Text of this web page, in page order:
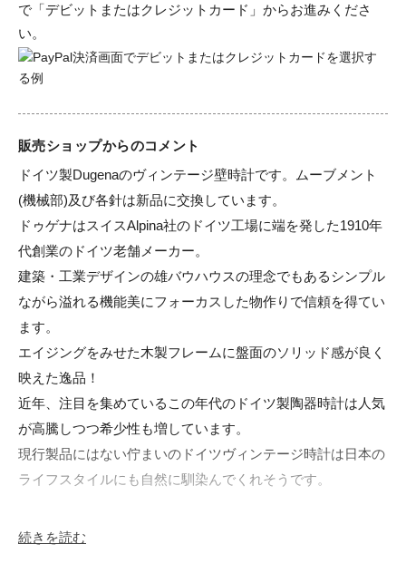
で「デビットまたはクレジットカード」からお進みくださ
い。
販売ショップからのコメント
ドイツ製Dugenaのヴィンテージ壁時計です。ムーブメント
(機械部)及び各針は新品に交換しています。
ドゥゲナはスイスAlpina社のドイツ工場に端を発した1910年
代創業のドイツ老舗メーカー。
建築・工業デザインの雄バウハウスの理念でもあるシンプル
ながら溢れる機能美にフォーカスした物作りで信頼を得てい
ます。
エイジングをみせた木製フレームに盤面のソリッド感が良く
映えた逸品！
近年、注目を集めているこの年代のドイツ製陶器時計は人気
が高騰しつつ希少性も増しています。
現行製品にはない佇まいのドイツヴィンテージ時計は日本の
ライフスタイルにも自然に馴染んでくれそうです。
◆サイズ・実寸値(cm)
続きを読む